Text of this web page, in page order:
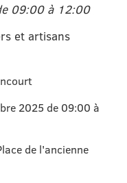
09:00 à 12:00
et artisans
2025 de 09:00 à
de l'ancienne